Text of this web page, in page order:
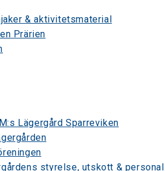
& aktivitetsmaterial
Prärien
Lägergård Sparreviken
styrelse, utskott & personal